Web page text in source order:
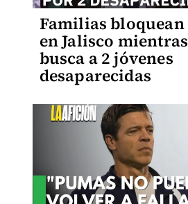
Familias
en Jalisco
busca a 2 jóvenes
desaparecidas